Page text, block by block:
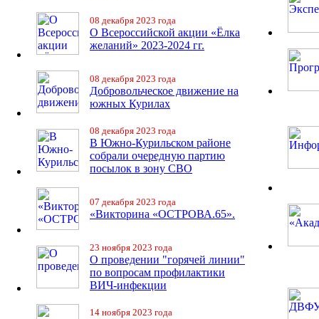
08 декабря 2023 года
О Всероссийской акции «Ёлка
желаний» 2023-2024 гг.
08 декабря 2023 года
Добровольческое движение на
южных Курилах
08 декабря 2023 года
В Южно-Курильском районе
собрали очередную партию
посылок в зону СВО
07 декабря 2023 года
«Викторина «ОСТРОВА.65».
23 ноября 2023 года
О проведении "горячей линии"
по вопросам профилактики
ВИЧ-инфекции
14 ноября 2023 года